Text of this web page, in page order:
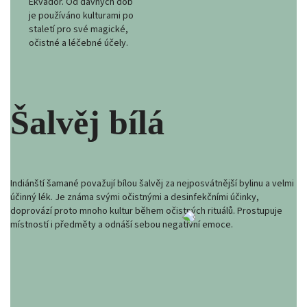
je používáno kulturami po
staletí pro své magické,
očistné a léčebné účely.
Šalvěj bílá
Indiánští šamané považují bílou šalvěj za nejposvátnější bylinu a velmi
účinný lék. Je známa svými očistnými a desinfekčními účinky,
doprovází proto mnoho kultur během očistných rituálů. Prostupuje
místností i předměty a odnáší sebou negativní emoce.